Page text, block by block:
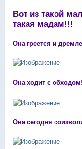
Вот из такой
такая мадам!!!
Она греется и
Она ходит с
Она сегодня